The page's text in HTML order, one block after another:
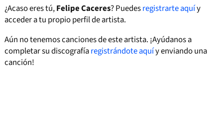
¿Acaso eres tú,Felipe Caceres? Puedesregistrarte aquíy
acceder a tu propio perfil de artista.
Aún no tenemos canciones de este artista. ¡Ayúdanos a
completar su discografíaregistrándote aquíy enviando una
canción!